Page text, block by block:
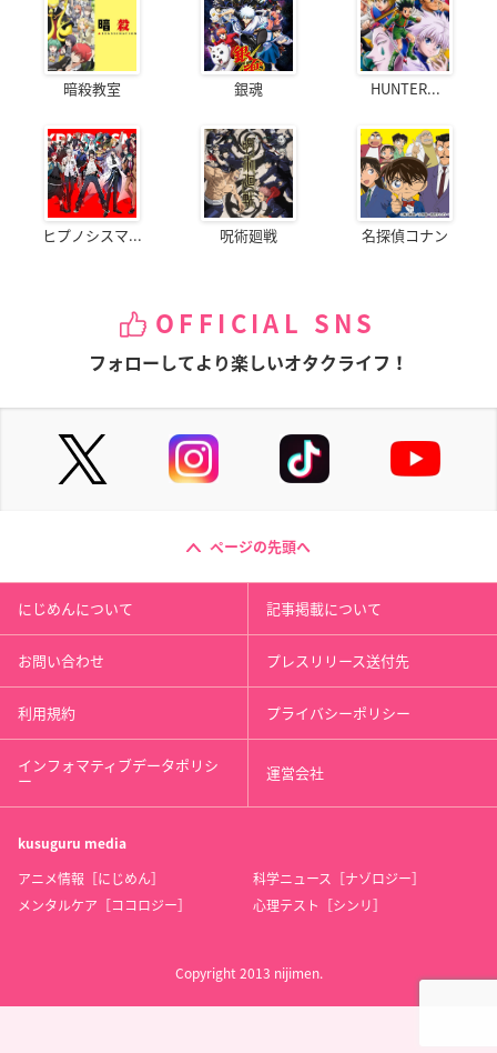
暗殺教室 銀魂 HUNTER...
ヒプノシスマ... 呪術廻戦 名探偵コナン
OFFICIAL SNS
フォローしてより楽しいオタクライフ！
ページの先頭へ
にじめんについて 記事掲載について
お問い合わせ プレスリリース送付先
利用規約 プライバシーポリシー
インフォマティブデータポリシ
ー 運営会社
kusuguru media
アニメ情報［にじめん］
科学ニュース［ナゾロジー］
メンタルケア［ココロジー］
心理テスト［シンリ］
Copyright 2013 nijimen.